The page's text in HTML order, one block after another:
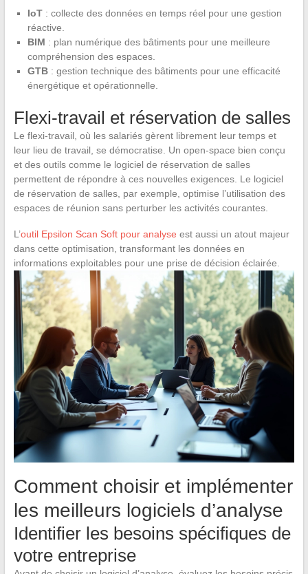
IoT: collecte des données en temps réel pour une gestion
réactive.
BIM : plan numérique des bâtiments pour une meilleure
compréhension des espaces.
GTB: gestion technique des bâtiments pour une efficacité
énergétique et opérationnelle.
Flexi-travail et réservation de salles
Le flexi-travail, où les salariés gèrent librement leur temps et
leur lieu de travail, se démocratise. Un open-space bien conçu
et des outils comme le logiciel de réservation de salles
permettent de répondre à ces nouvelles exigences. Le logiciel
de réservation de salles, par exemple, optimise l’utilisation des
espaces de réunion sans perturber les activités courantes.
L’outil Epsilon Scan Soft pour analyse est aussi un atout majeur
dans cette optimisation, transformant les données en
informations exploitables pour une prise de décision éclairée.
Comment choisir et implémenter
les meilleurs logiciels d’analyse
Identifier les besoins spécifiques de
votre entreprise